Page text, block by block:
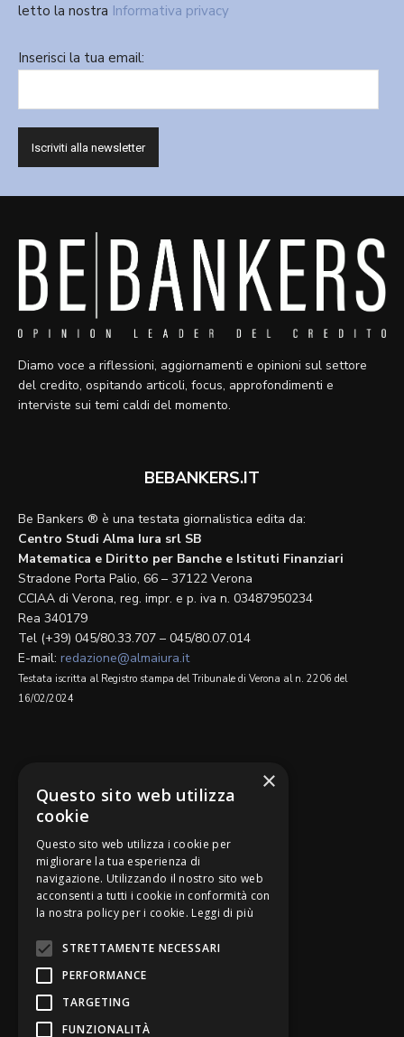
letto la nostra Informativa privacy
Inserisci la tua email:
Diamo voce a riflessioni, aggiornamenti e opinioni sul settore
del credito, ospitando articoli, focus, approfondimenti e
interviste sui temi caldi del momento.
BEBANKERS.IT
Be Bankers ® è una testata giornalistica edita da:
Centro Studi Alma Iura srl SB
Matematica e Diritto per Banche e Istituti Finanziari
Stradone Porta Palio, 66 – 37122 Verona
CCIAA di Verona, reg. impr. e p. iva n. 03487950234
Rea 340179
Tel (+39) 045/80.33.707 – 045/80.07.014
E-mail: redazione@almaiura.it
Testata iscritta al Registro stampa del Tribunale di Verona al n. 2206 del
16/02/2024
Be Bankers è ideato da
×
Questo sito web utilizza
cookie
Questo sito web utilizza i cookie per
migliorare la tua esperienza di
navigazione. Utilizzando il nostro sito web
acconsenti a tutti i cookie in conformità con
la nostra policy per i cookie. Leggi di più
STRETTAMENTE NECESSARI
PERFORMANCE
TARGETING
FUNZIONALITÀ